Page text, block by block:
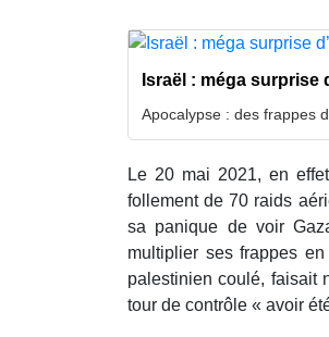
Israël : méga surprise
Apocalypse : des frappes
Le 20 mai 2021, en
follement de 70 raids
sa panique de voir
multiplier ses frappes
palestinien coulé, faisait
tour de contrôle « avoir